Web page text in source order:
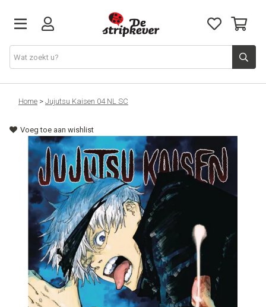
STRIPKEVER
NIEUWE RELEASES
EVENTS
STRIPS
JEUGD
GRAPHIC NOVELS
MANGA
Home > Jujutsu Kaisen 04 NL SC
Voeg toe aan wishlist